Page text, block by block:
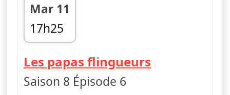
Mar 11
17h25
fin 18h15
Les papas flingueurs
Saison 8 Épisode 6